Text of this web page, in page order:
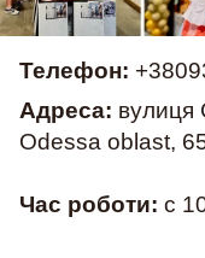
Телефон:
Адреса: вулиця
Odessa oblast,
Час роботи: с